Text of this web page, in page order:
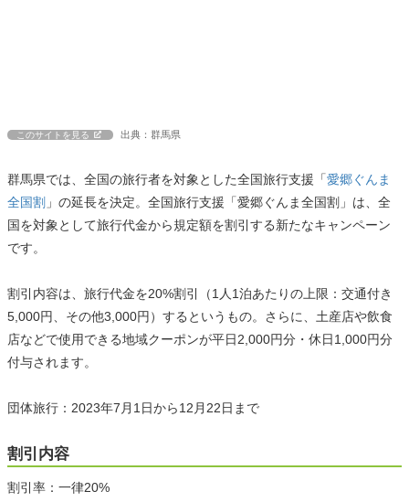
このサイトを見る 出典：群馬県
群馬県では、全国の旅行者を対象とした全国旅行支援「愛郷ぐんま
全国割 」の延長を決定。全国旅行支援「愛郷ぐんま全国割」は、全
国を対象として旅行代金から規定額を割引する新たなキャンペーン
です。
割引内容は、旅行代金を20%割引（1人1泊あたりの上限：交通付き
5,000円、その他3,000円）するというもの。さらに、土産店や飲食
店などで使用できる地域クーポンが平日2,000円分・休日1,000円分
付与されます。
団体旅行：2023年7月1日から12月22日まで
割引内容
割引率：一律20%